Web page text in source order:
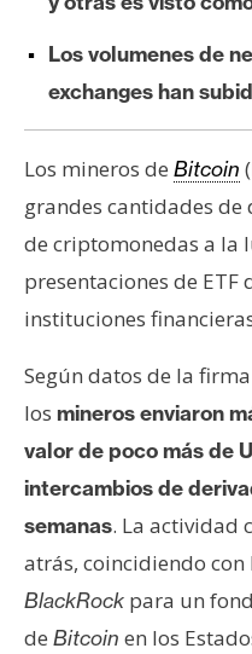
á
l
i
s
s
N
o
a
s
d
e
P
Los volumenes de
exchanges han
Los mineros de Bitcoin
grandes cantidades
de criptomonedas a la
presentaciones de ETF
instituciones
Según datos de la
los mineros enviaron
valor de poco más de
intercambios de
semanas. La actividad
atrás, coincidiendo
BlackRock para un
de Bitcoin en los